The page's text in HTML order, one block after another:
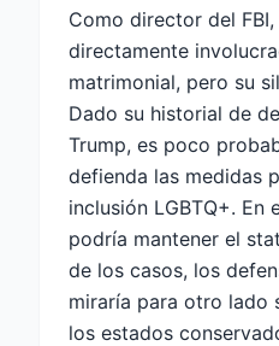
Como director del
directamente
matrimonial, pero su
Dado su historial de
Trump, es poco
defienda las medidas
inclusión LGBTQ+. En
podría mantener el
de los casos, los
miraría para otro lado
los estados